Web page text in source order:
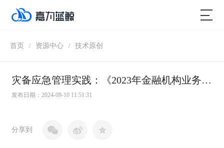
首页 / 资源中心 / 技术原创
灾备应急管理实践：《2023年金融机构业务连续性管理能力建设调研报告》解读
发布日期：2024-09-10 11:51:31
分享到